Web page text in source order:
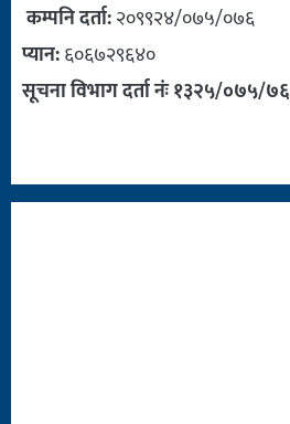
कम्पनि दर्ता:२०९९२४/०७५/०७६
प्यान:६०६७२९६४०
सूचना विभाग दर्ता नंः १३२५/०७५/७६